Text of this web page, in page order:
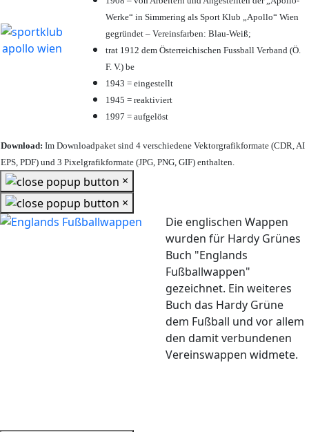
Werke“ in Simmering als Sport Klub „Apollo“ Wien
gegründet – Vereinsfarben: Blau-Weiß;
trat 1912 dem Österreichischen Fussball Verband (Ö.
F. V.) be
1943 = eingestellt
1945 = reaktiviert
1997 = aufgelöst
Download: Im Downloadpaket sind 4 verschiedene Vektorgrafikformate (CDR, AI
EPS, PDF) und 3 Pixelgrafikformate (JPG, PNG, GIF) enthalten.
×
×
Die englischen Wappen
wurden für Hardy Grünes
Buch "Englands
Fußballwappen"
gezeichnet. Ein weiteres
Buch das Hardy Grüne
dem Fußball und vor allem
den damit verbundenen
Vereinswappen widmete.